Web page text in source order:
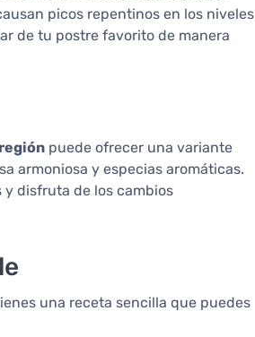
picos repentinos en los niveles
de tu postre favorito de manera
región puede ofrecer una variante
armoniosa y especias aromáticas.
disfruta de los cambios
una receta sencilla que puedes